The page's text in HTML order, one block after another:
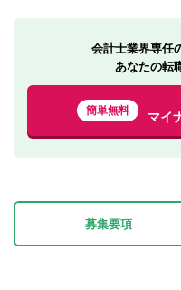
会計士業界専任
あなたの転
簡単無料
マイ
募集要項